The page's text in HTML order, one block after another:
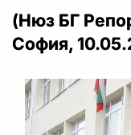
(Нюз БГ
София,